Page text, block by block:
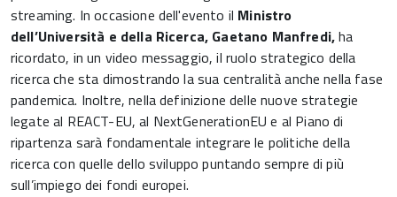
streaming. In occasione dell'evento il Ministro
dell’Università e della Ricerca, Gaetano Manfredi,ha
ricordato, in un video messaggio, il ruolo strategico della
ricerca che sta dimostrando la sua centralità anche nella fase
pandemica. Inoltre, nella definizione delle nuove strategie
legate al REACT-EU, al NextGenerationEU e al Piano di
ripartenza sarà fondamentale integrare le politiche della
ricerca con quelle dello sviluppo puntando sempre di più
sull’impiego dei fondi europei.